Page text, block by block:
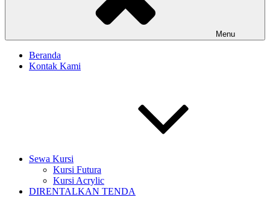
Menu
Beranda
Kontak Kami
Sewa Kursi
Kursi Futura
Kursi Acrylic
DIRENTALKAN TENDA